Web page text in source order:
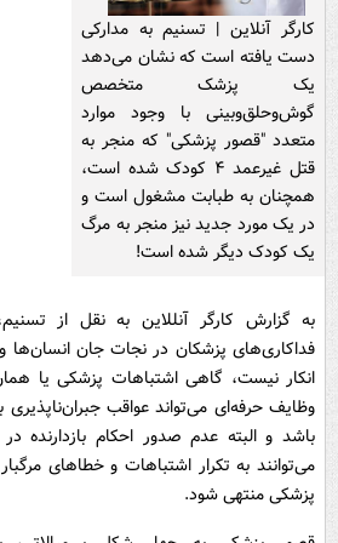
کارگر آنلاین | تسنیم به مدارکی
دست یافته است که نشان می‌دهد
یک پزشک متخصص
گوش‌وحلق‌وبینی با وجود موارد
متعدد "قصور پزشکی" که منجر به
قتل غیرعمد ۴ کودک شده است،
همچنان به طبابت مشغول است و
در یک مورد جدید نیز منجر به مرگ
یک کودک دیگر شده است!
به گزارش کارگر آنللاین به نقل از
فداکاری‌های پزشکان در نجات جان انسان‌ها
انکار نیست، گاهی اشتباهات پزشکی یا
وظایف حرفه‌ای می‌تواند عواقب جبران‌ناپذیری
باشد و البته عدم صدور احکام بازدارنده
می‌توانند به تکرار اشتباهات و خطاهای
پزشکی منتهی شود.